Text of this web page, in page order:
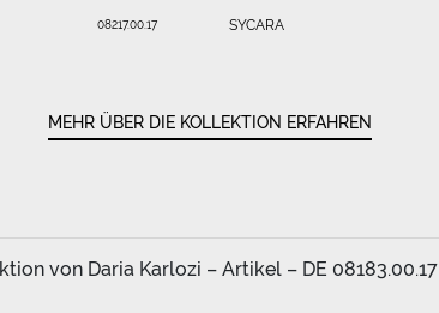
08217.00.17 SYCARA
MEHR ÜBER DIE KOLLEKTION ERFAHREN
von Daria Karlozi – Artikel – DE 08183.00.17